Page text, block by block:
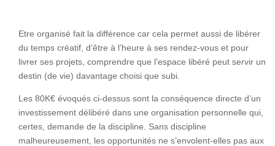
Etre organisé fait la différence car cela permet aussi de libérer
du temps créatif, d’être à l’heure à ses rendez-vous et pour
livrer ses projets, comprendre que l’espace libéré peut servir un
destin (de vie) davantage choisi que subi.
Les 80K€ évoqués ci-dessus sont la conséquence directe d’un
investissement délibéré dans une organisation personnelle qui,
certes, demande de la discipline. Sans discipline
malheureusement, les opportunités ne s’envolent-elles pas aux